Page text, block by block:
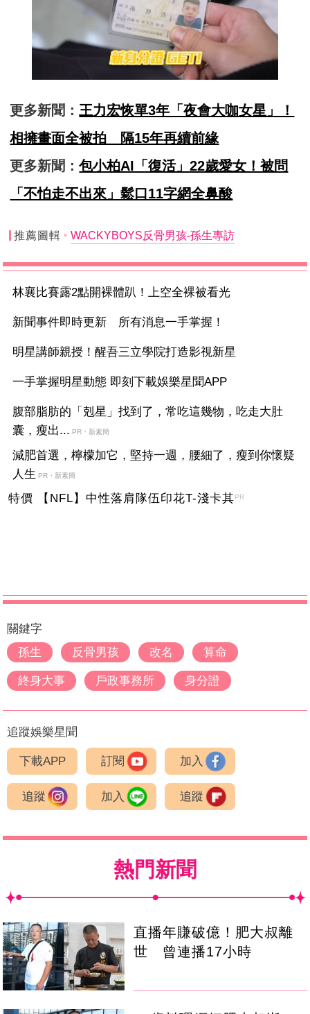
更多新聞： 王力宏恢單3年「夜會大咖女星」！
相擁畫面全被拍 隔15年再續前緣
更多新聞：包小柏AI「復活」22歲愛女！被問
「不怕走不出來」鬆口11字網全鼻酸
推薦圖輯 WACKYBOYS反骨男孩-孫生專訪
林襄比賽露2點開裸體趴！上空全裸被看光
新聞事件即時更新 所有消息一手掌握！
明星講師親授！醒吾三立學院打造影視新星
一手掌握明星動態 即刻下載娛樂星聞APP
腹部脂肪的「剋星」找到了，常吃這幾物，吃走大肚
囊，瘦出... PR・新素簡
減肥首選，檸檬加它，堅持一週，腰細了，瘦到你懷疑
人生 PR・新素簡
特價 【NFL】中性落肩隊伍印花T-淺卡其PR
關鍵字
孫生
反骨男孩 改名 算命
終身大事 戶政事務所 身分證
追蹤娛樂星聞
下載APP 訂閱 加入
追蹤 加入 追蹤
熱門新聞
直播年賺破億！肥大叔離
世 曾連播17小時